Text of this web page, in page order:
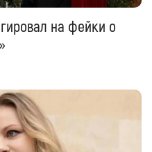
на фейки о